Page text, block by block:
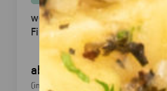
weicher Hefeteig · ideal
Fingerfood· für Mezze &
ab 17,00 € für 20Stück
(inkl. MwSt.)